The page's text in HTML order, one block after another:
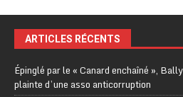
ARTICLES RÉCENTS
Épinglé par le « Canard enchaîné »,
plainte d’une asso anticorruption